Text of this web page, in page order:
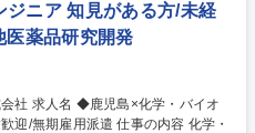
ジニア 知見がある方/未経
医薬品研究開発
バイオ
派遣 仕事の内容 化学・